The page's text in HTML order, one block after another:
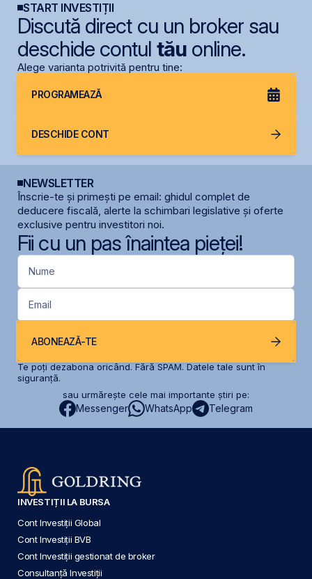
START INVESTIȚII
Discută direct cu un broker sau
deschide contul tăuonline.
Alege varianta potrivită pentru tine:
PROGRAMEAZĂ
DESCHIDE CONT
NEWSLETTER
Înscrie-te și primești pe email: ghidul complet de
deducere fiscală, alerte la schimbari legislative și oferte
exclusive pentru investitori noi.
Fii cu un pas înaintea pieței!
Nume
Email
ABONEAZĂ-TE
Te poți dezabona oricând. Fără SPAM. Datele tale sunt în
siguranță.
sau urmărește cele mai importante știri pe:
Messenger WhatsApp Telegram
INVESTIȚII LA BURSA
Cont Investiții Global
Cont Investiții BVB
Cont Investiții gestionat de broker
Consultanță Investiții